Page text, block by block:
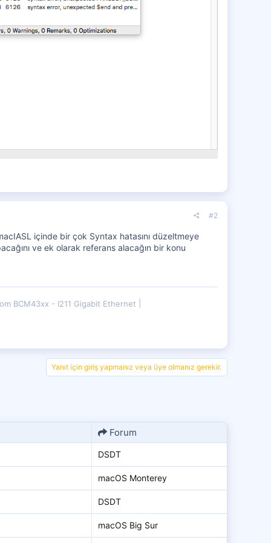
#2
içinde bir çok Syntax hatasını düzeltmeye
ve ek olarak referans alacağın bir konu
BCM43xx - I211 Gigabit Ethernet
Yanıt için giriş yapmanız veya üye olmanız gerekir.
Forum
DSDT
macOS Monterey
DSDT
macOS Big Sur